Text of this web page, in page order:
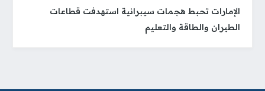
الإمارات تحبط هجمات سيبرانية استهدفت قطاعات
الطيران والطاقة والتعليم